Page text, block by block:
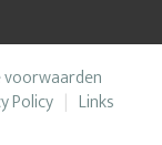
Policy
Links